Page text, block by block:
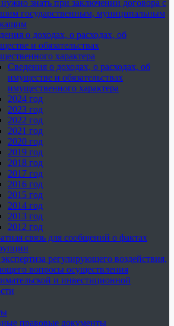
знать при заключении договора с
государственным, муниципальным
о доходах, о расходах, об
и обязательствах
характера
Сведения о доходах, о расходах, об
имуществе и обязательствах
имущественного характера
2024 год
2023 год
2022 год
2021 год
2020 год
2019 год
2018 год
2017 год
2016 год
2015 год
2014 год
2013 год
2012 год
связь для сообщений о фактах
регулирующего воздействия,
вопросы осуществления
и инвестиционной
правовые документы